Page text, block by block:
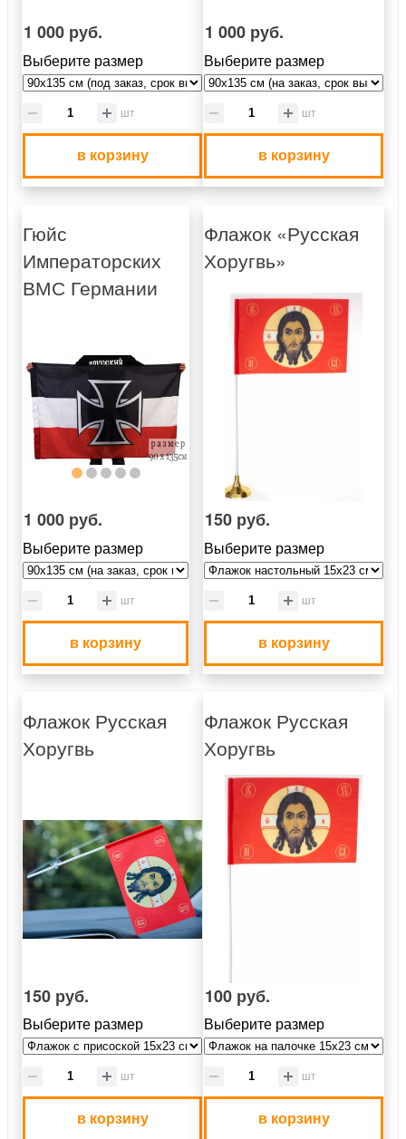
1 000 руб.
Выберите размер
шт
в корзину
1 000 руб.
Выберите размер
шт
в корзину
Гюйс
Императорских
ВМС Германии
1 000 руб.
Выберите размер
шт
в корзину
Флажок «Русская
Хоругвь»
150 руб.
Выберите размер
шт
в корзину
Флажок Русская
Хоругвь
150 руб.
Выберите размер
шт
в корзину
Флажок Русская
Хоругвь
100 руб.
Выберите размер
шт
в корзину